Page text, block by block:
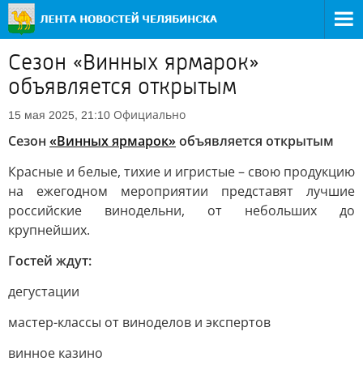
Сезон «Винных ярмарок»
объявляется открытым
15 мая 2025, 21:10 Официально
Сезон «Винных ярмарок»объявляется открытым
Красные и белые, тихие и игристые – свою продукцию
на ежегодном мероприятии представят лучшие
российские винодельни, от небольших до
крупнейших.
Гостей ждут:
дегустации
мастер-классы от виноделов и экспертов
винное казино